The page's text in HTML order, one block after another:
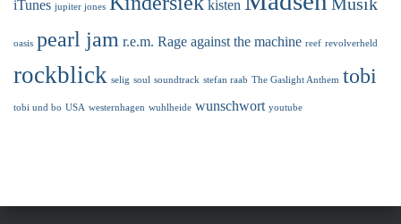
iTunes jupiter jones kisten
oasis pearl jam r.e.m. Rage against the machine reef revolverheld
rockblick selig soul soundtrack stefan raab The Gaslight Anthem tobi
tobi und bo USA westernhagen wuhlheide wunschwort youtube